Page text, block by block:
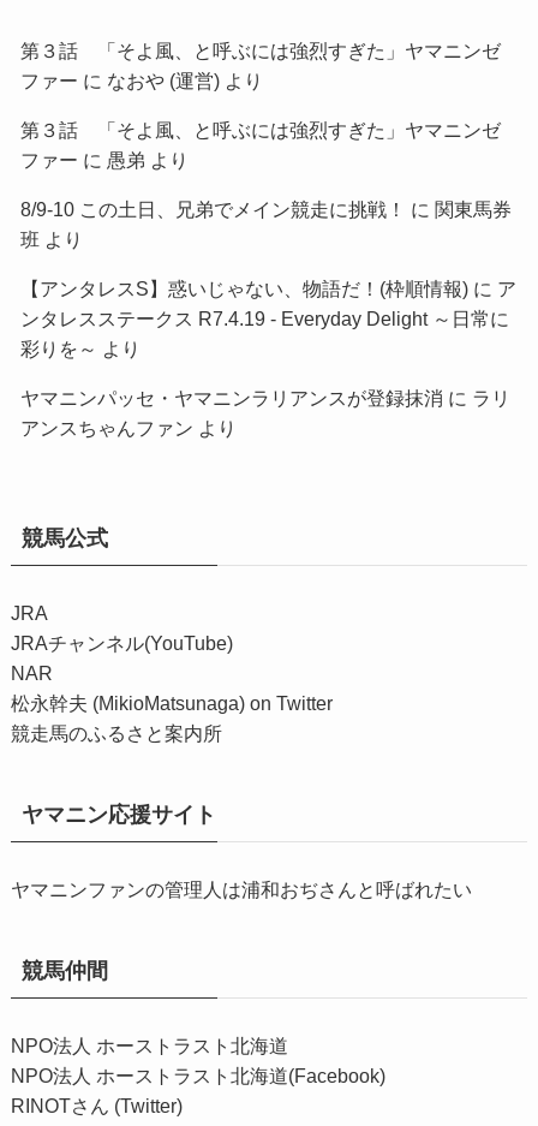
第３話 「そよ風、と呼ぶには強烈すぎた」ヤマニンゼ
ファー に なおや (運営)より
第３話 「そよ風、と呼ぶには強烈すぎた」ヤマニンゼ
ファー に 愚弟 より
8/9-10 この土日、兄弟でメイン競走に挑戦！ に 関東馬券
班 より
【アンタレスS】惑いじゃない、物語だ！(枠順情報)に ア
ンタレスステークス R7.4.19 - Everyday Delight ～日常に
彩りを～ より
ヤマニンパッセ・ヤマニンラリアンスが登録抹消 に ラリ
アンスちゃんファン より
競馬公式
JRA
JRAチャンネル(YouTube)
NAR
松永幹夫 (MikioMatsunaga) on Twitter
競走馬のふるさと案内所
ヤマニン応援サイト
ヤマニンファンの管理人は浦和おぢさんと呼ばれたい
競馬仲間
NPO法人 ホーストラスト北海道
NPO法人 ホーストラスト北海道(Facebook)
RINOTさん (Twitter)